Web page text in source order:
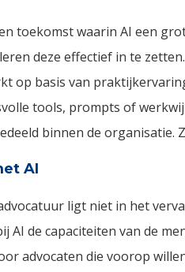
toekomst waarin AI een
deze effectief in te
op basis van
tools, prompts of
binnen de
AI
ligt niet in het
AI de capaciteiten van de
advocaten die voorop